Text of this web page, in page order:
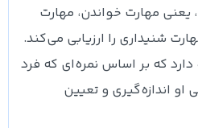
یعنی مهارت خواندن، مهارت
شنیداری را ارزیابی می‌کند.
در کل ۱۲۰ نمره دارد که بر اساس نمره‌ای که فرد
اندازه‌گیری و تعیین